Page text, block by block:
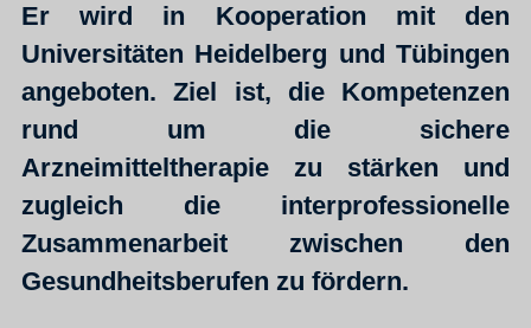
Er wird in Kooperation mit den
Universitäten Heidelberg und Tübingen
angeboten. Ziel ist, die Kompetenzen
rund um die sichere
Arzneimitteltherapie zu stärken und
zugleich die interprofessionelle
Zusammenarbeit zwischen den
Gesundheitsberufen zu fördern.